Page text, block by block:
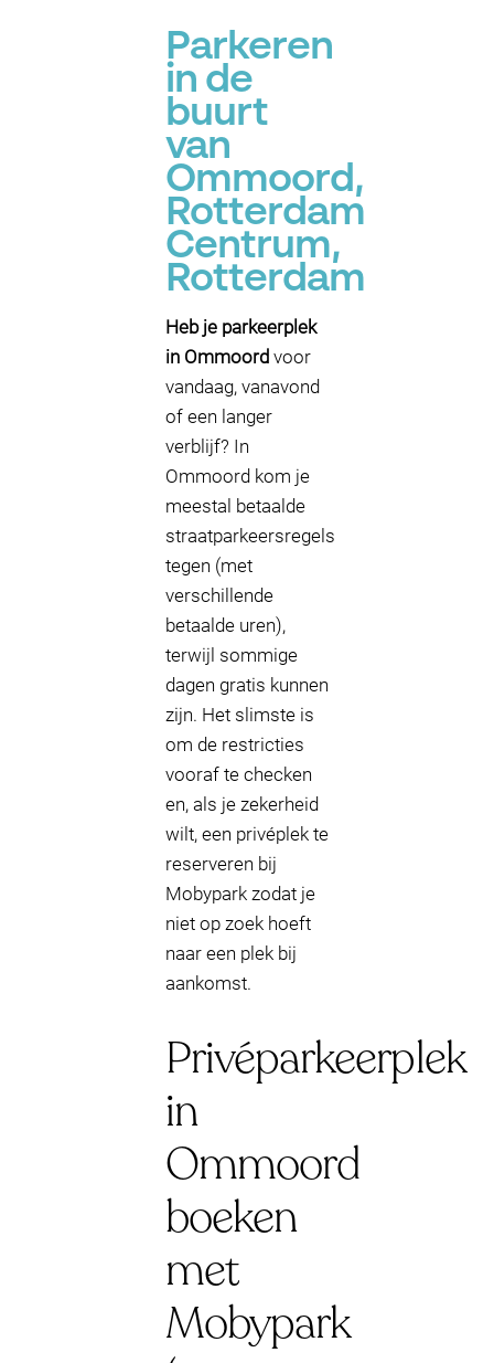
Parkeren
in de
buurt
van
Ommoord,
Rotterdam
Centrum,
Rotterdam
Heb je parkeerplek
in Ommoord voor
vandaag, vanavond
of een langer
verblijf? In
Ommoord kom je
meestal betaalde
straatparkeersregels
tegen (met
verschillende
betaalde uren),
terwijl sommige
dagen gratis kunnen
zijn. Het slimste is
om de restricties
vooraf te checken
en, als je zekerheid
wilt, een privéplek te
reserveren bij
Mobypark zodat je
niet op zoek hoeft
naar een plek bij
aankomst.
Privéparkeerplek
in
Ommoord
boeken
met
Mobypark